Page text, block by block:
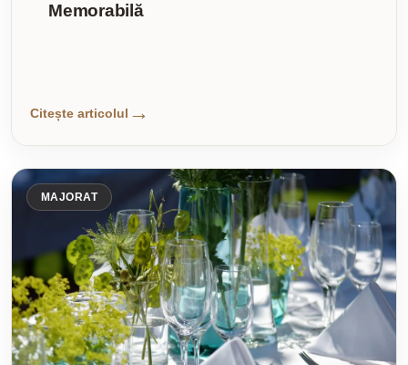
Memorabilă
Citește articolul
MAJORAT